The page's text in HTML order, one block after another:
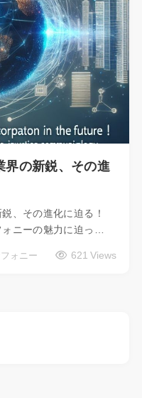
界の新鋭、その進
、その進化に迫る！
ニーの魅力に迫っ…
ォニー 621 Views